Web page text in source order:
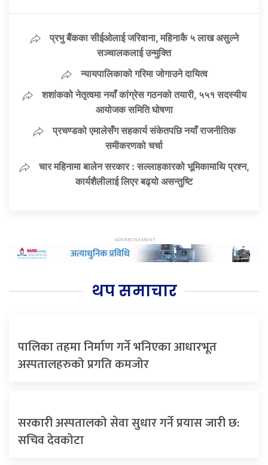
प्रभु बैंकका सीईओलाई जरिवाना, महिनाकै ५ लाख असुल्ने
सञ्चालकलाई उन्मुक्ति
न्यायपालिकाको गरिमा जोगाउने दायित्व
शशांकको नेतृत्वमा नयाँ कांग्रेस गठनको तयारी, ५५१ सदस्यीय
आयोजक समिति घोषणा
प्रचण्डको एमालेसँग सहकार्य संकेतपछि नयाँ राजनीतिक
समीकरणको चर्चा
चार महिनामा बालेन सरकार : सल्लाहकारको भूमिकामाथि प्रश्न,
कार्यशैलीलाई लिएर बढ्यो असन्तुष्टि
थप समाचार
पालिका तहमा निर्माण गर्ने भनिएका आधारभूत
अस्पतालहरुको प्रगति कमजोर
सरकारी अस्पतालको सेवा सुधार गर्ने प्रयास जारी छ:
सचिव देवकोटा